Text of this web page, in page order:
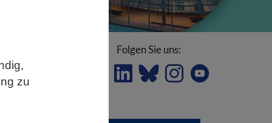
zu
Folgen Sie uns: